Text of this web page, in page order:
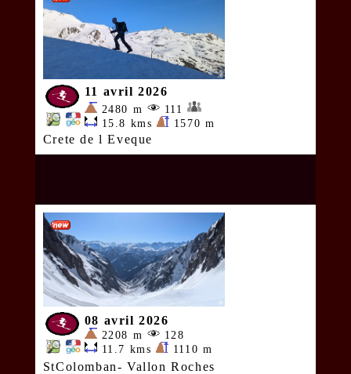
11 avril 2026
2480 m
111
15.8 kms
1570 m
Crete de l Eveque
08 avril 2026
2208 m
128
11.7 kms
1110 m
StColomban- Vallon Roches